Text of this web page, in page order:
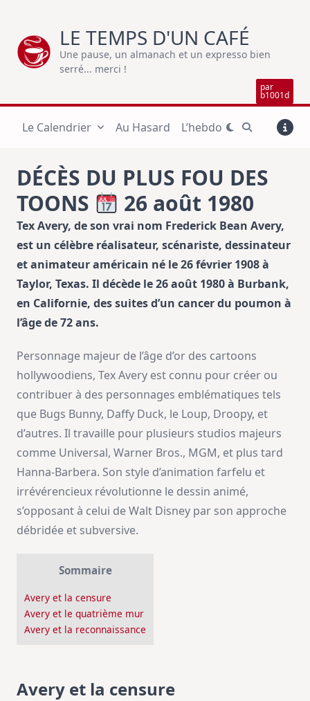
content
LE TEMPS D'UN CAFÉ
Une pause, un almanach et un expresso bien
serré... merci !
par
b1001d
Le Calendrier Au Hasard L’hebdo
DÉCÈS DU PLUS FOU DES
TOONS
26 août 1980
Tex Avery, de son vrai nom Frederick Bean Avery,
est un célèbre réalisateur, scénariste, dessinateur
et animateur américain né le 26 février 1908 à
Taylor, Texas. Il décède le 26 août 1980 à Burbank,
en Californie, des suites d’un cancer du poumon à
l’âge de 72 ans.
Personnage majeur de l’âge d’or des cartoons
hollywoodiens, Tex Avery est connu pour créer ou
contribuer à des personnages emblématiques tels
que Bugs Bunny, Daffy Duck, le Loup, Droopy, et
d’autres. Il travaille pour plusieurs studios majeurs
comme Universal, Warner Bros., MGM, et plus tard
Hanna-Barbera. Son style d’animation farfelu et
irrévérencieux révolutionne le dessin animé,
s’opposant à celui de Walt Disney par son approche
débridée et subversive.
Sommaire
Avery et la censure
Avery et le quatrième mur
Avery et la reconnaissance
Avery et la censure